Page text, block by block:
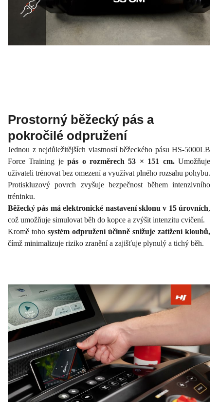
Prostorný běžecký pás a
pokročilé odpružení
Jednou z nejdůležitějších vlastností běžeckého pásu HS-5000LB
Force Training jepás o rozměrech 53 × 151 cm.Umožňuje
uživateli trénovat bez omezení a využívat plného rozsahu pohybu.
Protiskluzový povrch zvyšuje bezpečnost během intenzivního
tréninku.
Běžecký pás má elektronické nastavení sklonu v 15 úrovních,
což umožňuje simulovat běh do kopce a zvýšit intenzitu cvičení.
Kromě toho systém odpružení účinně snižuje zatížení kloubů,
čímž minimalizuje riziko zranění a zajišťuje plynulý a tichý běh.